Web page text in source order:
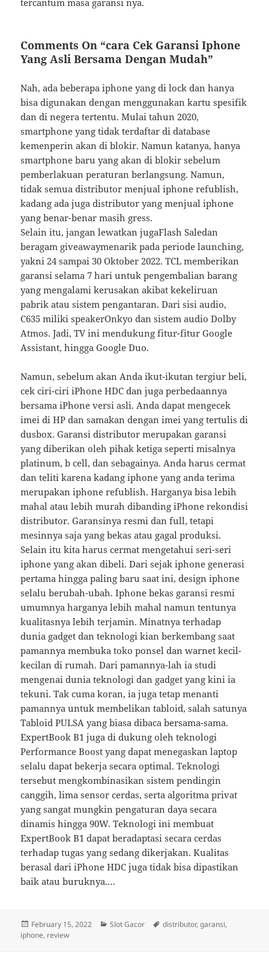
Comments On “cara Cek Garansi Iphone
Yang Asli Bersama Dengan Mudah”
Nah, ada beberapa iphone yang di lock dan hanya
bisa digunakan dengan menggunakan kartu spesifik
dan di negera tertentu. Mulai tahun 2020,
smartphone yang tidak terdaftar di database
kemenperin akan di blokir. Namun katanya, hanya
smartphone baru yang akan di blokir sebelum
pemberlakuan peraturan berlangsung. Namun,
tidak semua distributor menjual iphone refublish,
kadang ada juga distributor yang menjual iphone
yang benar-benar masih gress.
Selain itu, jangan lewatkan jugaFlash Saledan
beragam giveawaymenarik pada periode launching,
yakni 24 sampai 30 Oktober 2022. TCL memberikan
garansi selama 7 hari untuk pengembalian barang
yang mengalami kerusakan akibat kekeliruan
pabrik atau sistem pengantaran. Dari sisi audio,
C635 miliki speakerOnkyo dan sistem audio Dolby
Atmos. Jadi, TV ini mendukung fitur-fitur Google
Assistant, hingga Google Duo.
Namun, sebelum akan Anda ikut-ikutan tergiur beli,
cek ciri-ciri iPhone HDC dan juga perbedaannya
bersama iPhone versi asli. Anda dapat mengecek
imei di HP dan samakan dengan imei yang tertulis di
dusbox. Garansi distributor merupakan garansi
yang diberikan oleh pihak ketiga seperti misalnya
platinum, b cell, dan sebagainya. Anda harus cermat
dan teliti karena kadang iphone yang anda terima
merupakan iphone refublish. Harganya bisa lebih
mahal atau lebih murah dibanding iPhone rekondisi
distributor. Garansinya resmi dan full, tetapi
mesinnya saja yang bekas atau gagal produksi.
Selain itu kita harus cermat mengetahui seri-seri
iphone yang akan dibeli. Dari sejak iphone generasi
pertama hingga paling baru saat ini, design iphone
selalu berubah-ubah. Iphone bekas garansi resmi
umumnya harganya lebih mahal namun tentunya
kualitasnya lebih terjamin. Minatnya terhadap
dunia gadget dan teknologi kian berkembang saat
pamannya membuka toko ponsel dan warnet kecil-
kecilan di rumah. Dari pamannya-lah ia studi
mengenai dunia teknologi dan gadget yang kini ia
tekuni. Tak cuma koran, ia juga tetap menanti
pamannya untuk membelikan tabloid, salah satunya
Tabloid PULSA yang biasa dibaca bersama-sama.
ExpertBook B1 juga di dukung oleh teknologi
Performance Boost yang dapat menegaskan laptop
selalu dapat bekerja secara optimal. Teknologi
tersebut mengkombinasikan sistem pendingin
canggih, lima sensor cerdas, serta algoritma privat
yang sangat mungkin pengaturan daya secara
dinamis hingga 90W. Teknologi ini membuat
ExpertBook B1 dapat beradaptasi secara cerdas
terhadap tugas yang sedang dikerjakan. Kualitas
berasal dari iPhone HDC juga tidak bisa dipastikan
baik atau buruknya.…
Posted
on
February 15, 2022 Categories
Slot Gacor Tags
distributor,garansi,
iphone, review